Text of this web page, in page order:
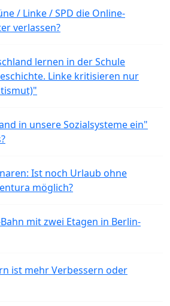
/ Linke / SPD die Online-
verlassen?
lernen in der Schule
Linke kritisieren nur
in unsere Sozialsysteme ein"
Ist noch Urlaub ohne
möglich?
mit zwei Etagen in Berlin-
ist mehr Verbessern oder